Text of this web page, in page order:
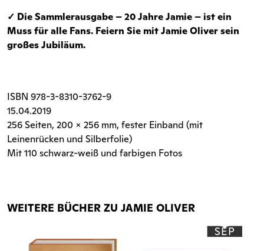
✓ Die Sammlerausgabe – 20 Jahre Jamie – ist ein
Muss für alle Fans. Feiern Sie mit Jamie Oliver sein
großes Jubiläum.
ISBN 978-3-8310-3762-9
15.04.2019
256 Seiten, 200 x 256 mm, fester Einband (mit
Leinenrücken und Silberfolie)
Mit 110 schwarz-weiß und farbigen Fotos
WEITERE BÜCHER ZU JAMIE OLIVER
SEP